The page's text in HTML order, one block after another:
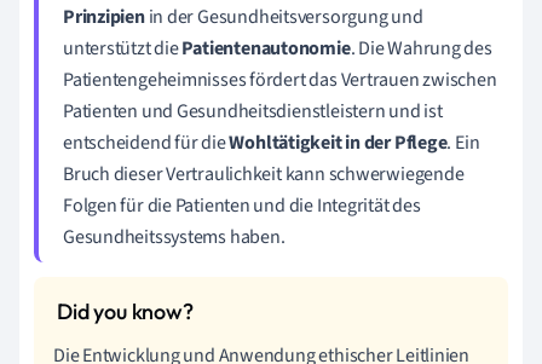
Prinzipienin der Gesundheitsversorgung und
unterstützt diePatientenautonomie. Die Wahrung des
Patientengeheimnisses fördert das Vertrauen zwischen
Patienten und Gesundheitsdienstleistern und ist
entscheidend für dieWohltätigkeit in der Pflege. Ein
Bruch dieser Vertraulichkeit kann schwerwiegende
Folgen für die Patienten und die Integrität des
Gesundheitssystems haben.
Die Entwicklung und Anwendung ethischer Leitlinien